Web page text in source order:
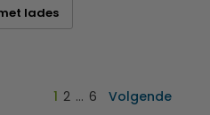
lades
1 2 … 6 Volgende